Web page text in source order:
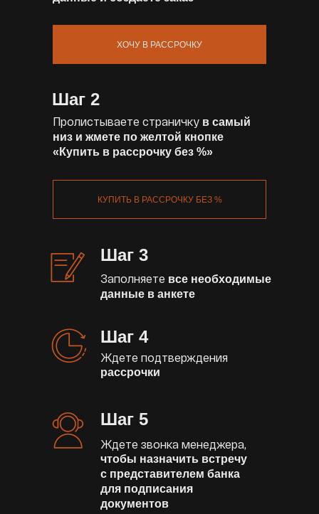
Шаг 2
Шаг 3
Шаг 4
Шаг 5
Пролистываете страничку в самый
низ и жмете по желтой кнопке
«Купить в рассрочку без %»
Заполняете все необходимые
данные в анкете
Ждете подтверждения
рассрочки
Ждете звонка менеджера,
чтобы назначить встречу
с представителем банка
для подписания
документов
КУПИТЬ В РАССРОЧКУ БЕЗ %
ХОЧУ В РАССРОЧКУ